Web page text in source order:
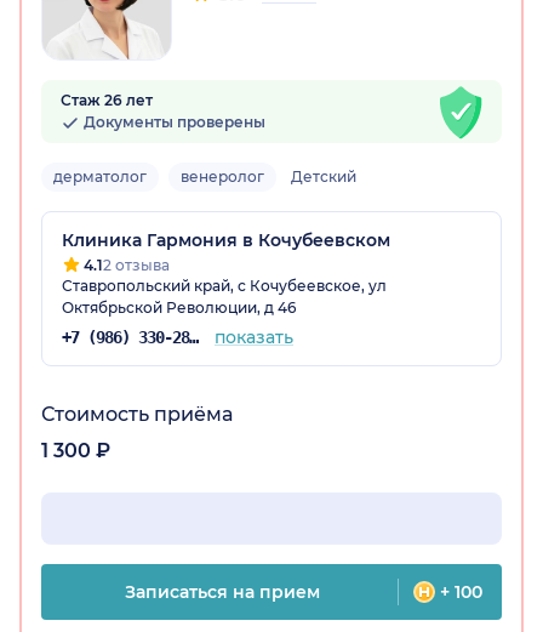
Стаж 26 лет
Документы проверены
дерматолог венеролог Детский
Клиника Гармония в Кочубеевском
4.12 отзыва
Ставропольский край, с Кочубеевское, ул
Октябрьской Революции, д 46
+7 (986) 330-28-75 показать
Стоимость приёма
1 300 ₽
Записаться на прием + 100